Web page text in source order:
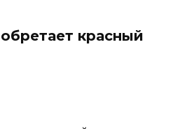
красный